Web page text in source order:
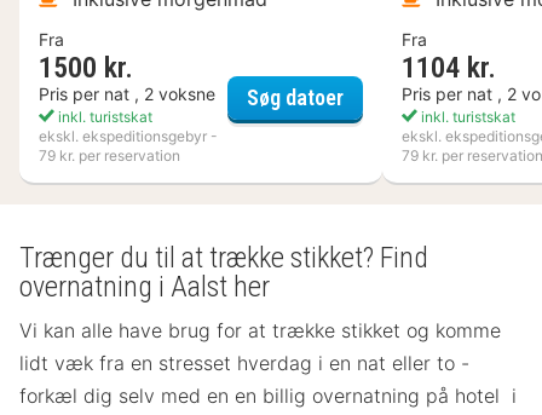
Fra
1500 kr.
Pris per nat , 2 voksne
inkl. turistskat
ekskl. ekspeditionsgebyr -
79 kr. per reservation
Søg datoerBest Western Hotell
Fra
1104 kr.
Pris per nat , 2
inkl. turistskat
ekskl.
79 kr. per reservation
Trænger du til at trække stikket? Find
overnatning i Aalst her
Vi kan alle have brug for at trække stikket og komme
lidt væk fra en stresset hverdag i en nat eller to -
forkæl dig selv med en en billig overnatning på hotel i